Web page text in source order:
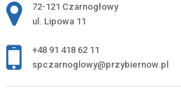
Adres pocztowy:
72-121 Czarnogłowy
ul. Lipowa 11
+48 91 418 62 11
spczarnoglowy@przybiernow.pl